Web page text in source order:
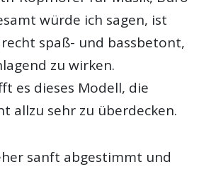
würde ich sagen, ist
spaß- und bassbetont,
zu wirken.
es dieses Modell, die
allzu sehr zu überdecken.
sanft abgestimmt und